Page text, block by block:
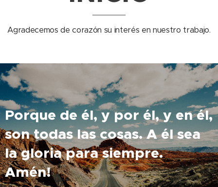
Agradecemos de corazón su interés en nuestro trabajo.
Porque de él, y por él, y en él,
son todas las cosas. A él sea
la gloria para siempre.
Amén!